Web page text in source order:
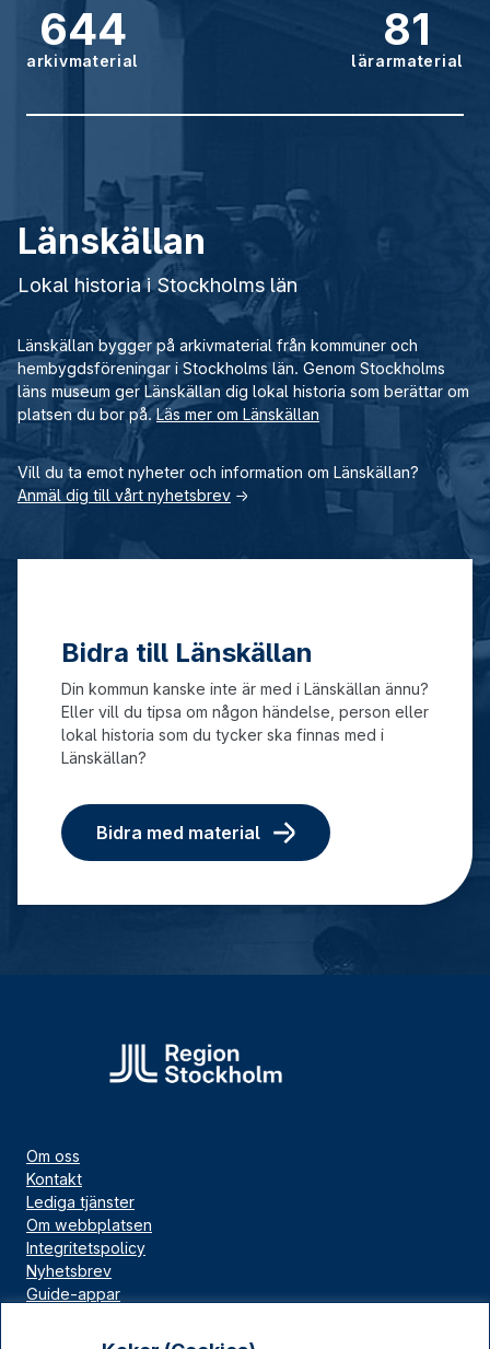
644
arkivmaterial
81
lärarmaterial
Länskällan
Lokal historia i Stockholms län
Länskällan bygger på arkivmaterial från kommuner och
hembygdsföreningar i Stockholms län. Genom Stockholms
läns museum ger Länskällan dig lokal historia som berättar om
platsen du bor på.Läs mer om Länskällan
Vill du ta emot nyheter och information om Länskällan?
Anmäl dig till vårt nyhetsbrev →
Bidra till Länskällan
Din kommun kanske inte är med i Länskällan ännu?
Eller vill du tipsa om någon händelse, person eller
lokal historia som du tycker ska finnas med i
Länskällan?
Bidra med material
Om oss
Kontakt
Lediga tjänster
Om webbplatsen
Integritetspolicy
Nyhetsbrev
Guide-appar